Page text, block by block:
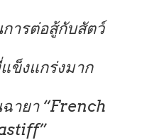
ารต่อสู้กับสัตว์
ข็งแกร่งมาก
ายา “French